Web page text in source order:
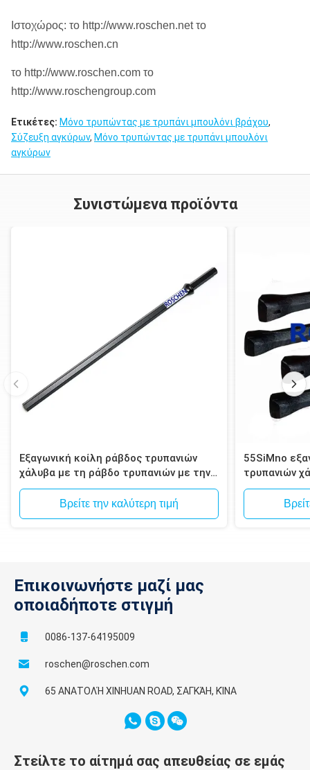
Ιστοχώρος: το http://www.roschen.net το
http://www.roschen.cn
το http://www.roschen.com το
http://www.roschengroup.com
Ετικέτες: Μόνο τρυπώντας με τρυπάνι μπουλόνι βράχου,
Σύζευξη αγκύρων, Μόνο τρυπώντας με τρυπάνι μπουλόνι
αγκύρων
Συνιστώμενα προϊόντα
Εξαγωνική κοίλη ράβδος τρυπανιών
χάλυβα με τη ράβδο τρυπανιών με την
κνήμη 108mm για να δέσει τη διάτρυση
Βρείτε την καλύτερη τιμή
55SiMno
τρυπανιών
βαθμού με
βαθιά
Επικοινωνήστε μαζί μας
οποιαδήποτε στιγμή
0086-137-64195009
roschen@roschen.com
65 ΑΝΑΤΟΛΉ XINHUAN ROAD, ΣΑΓΚΆΗ, ΚΊΝΑ
Στείλτε το αίτημά σας απευθείας σε εμάς